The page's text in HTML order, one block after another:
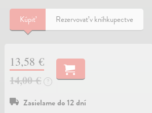
Kúpiť Rezervovať v kníhkupectve
13,58 €
14,00 €
?
Zasielame do 12 dní